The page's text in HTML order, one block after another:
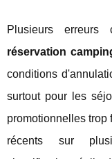
Plusieurs erreurs
réservation
conditions
surtout pour les
promotionnelles trop
récents sur